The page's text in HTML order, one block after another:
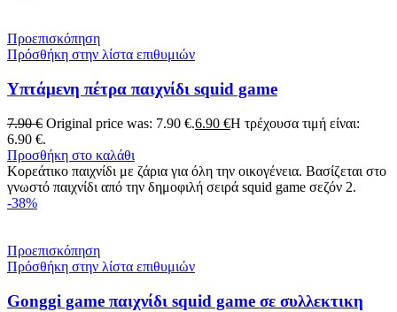
Προεπισκόπηση
Πρόσθήκη στην λίστα επιθυμιών
Υπτάμενη πέτρα παιχνίδι squid game
7.90€ Original price was: 7.90 €.6.90 €Η τρέχουσα τιμή είναι:
6.90 €.
Προσθήκη στο καλάθι
Κορεάτικο παιχνίδι με ζάρια για όλη την οικογένεια. Βασίζεται στο
γνωστό παιχνίδι από την δημοφιλή σειρά squid game σεζόν 2.
-38%
Προεπισκόπηση
Πρόσθήκη στην λίστα επιθυμιών
Gonggi game παιχνίδι squid game σε συλλεκτικη